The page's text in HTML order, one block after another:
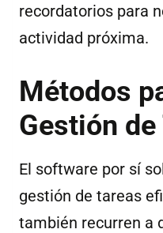
recordatorios para
actividad próxima.
Métodos
Gestión
El software por sí
gestión de tareas
también recurren a